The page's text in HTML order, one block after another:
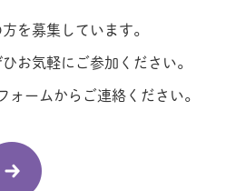
を募集しています。
お気軽にご参加ください。
ームからご連絡ください。